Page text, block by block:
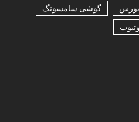
بورس
گوشی سامسونگ